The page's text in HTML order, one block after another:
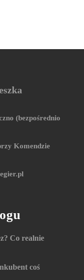
(bezpośrednio
Komendzie
Co realnie
coś